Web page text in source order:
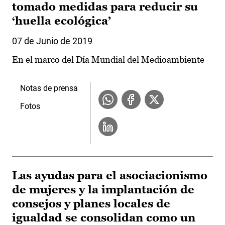
tomado medidas para reducir su
‘huella ecológica’
07 de Junio de 2019
En el marco del Día Mundial del Medioambiente
Notas de prensa
Fotos
Las ayudas para el asociacionismo
de mujeres y la implantación de
consejos y planes locales de
igualdad se consolidan como un